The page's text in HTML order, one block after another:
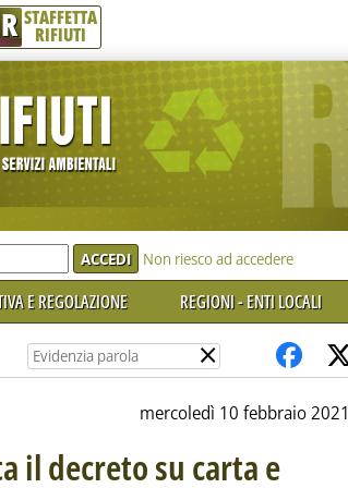
R STAFFETTA
RIFIUTI
Non riesco ad accedere
E REGOLAZIONE REGIONI - ENTI LOCALI
×
mercoledì 10 febbraio 2021
il decreto su carta e